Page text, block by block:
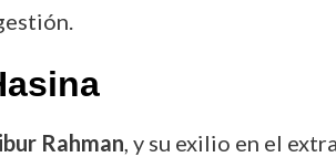
Rahman, y su exilio en el